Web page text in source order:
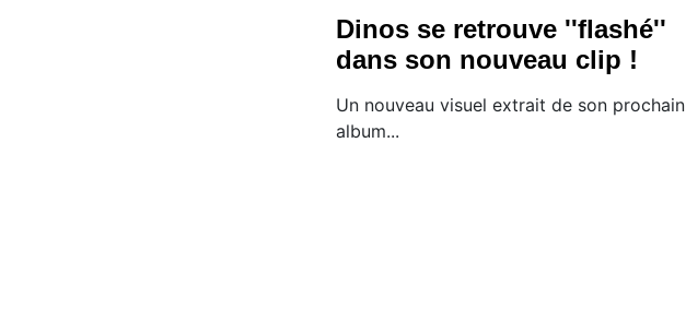
Dinos se retrouve ''flashé''
dans son nouveau clip !
Un nouveau visuel extrait de son prochain
album...